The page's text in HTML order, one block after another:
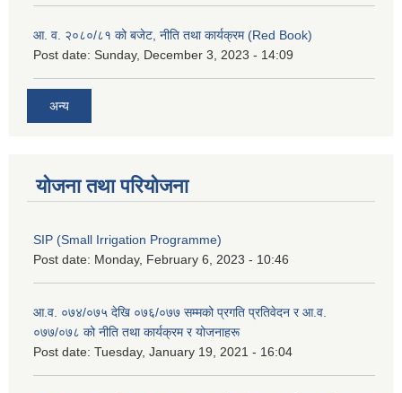
आ. व. २०८०/८१ को बजेट, नीति तथा कार्यक्रम (Red Book)
Post date: Sunday, December 3, 2023 - 14:09
अन्य
योजना तथा परियोजना
SIP (Small Irrigation Programme)
Post date: Monday, February 6, 2023 - 10:46
आ.व. ०७४/०७५ देखि ०७६/०७७ सम्मको प्रगति प्रतिवेदन र आ.व.
०७७/०७८ को नीति तथा कार्यक्रम र योजनाहरू
Post date: Tuesday, January 19, 2021 - 16:04